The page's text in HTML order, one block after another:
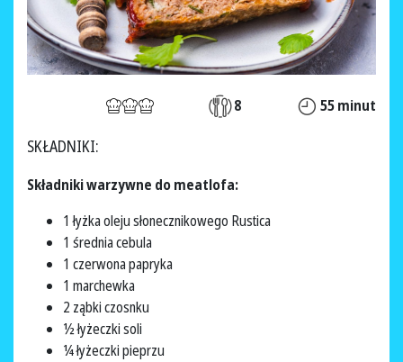
8 55 minut
SKŁADNIKI:
Składniki warzywne do meatlofa:
1 łyżka oleju słonecznikowego Rustica
1 średnia cebula
1 czerwona papryka
1 marchewka
2 ząbki czosnku
½ łyżeczki soli
¼ łyżeczki pieprzu